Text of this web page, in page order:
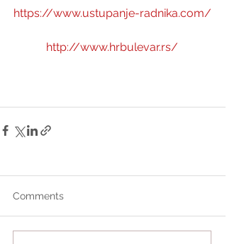
https://www.ustupanje-radnika.com/
http://www.hrbulevar.rs/
Comments